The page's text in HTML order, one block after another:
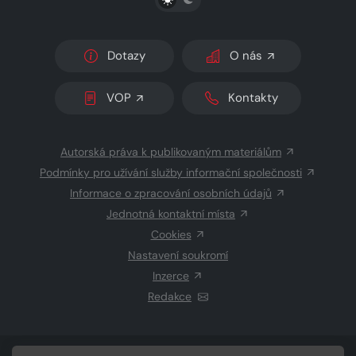
Dotazy O nás
VOP Kontakty
Autorská práva k publikovaným materiálům
Podmínky pro užívání služby informační společnosti
Informace o zpracování osobních údajů
Jednotná kontaktní místa
Cookies
Nastavení soukromí
Inzerce
Redakce